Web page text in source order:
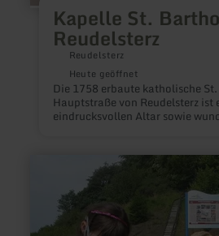
Kapelle St.
Reudelsterz
Reudelsterz
Heute geöffnet
Die 1758 erbaute katholische
Hauptstraße von Reudelsterz
eindrucksvollen Altar sowie
Geoacker
Gerolstein